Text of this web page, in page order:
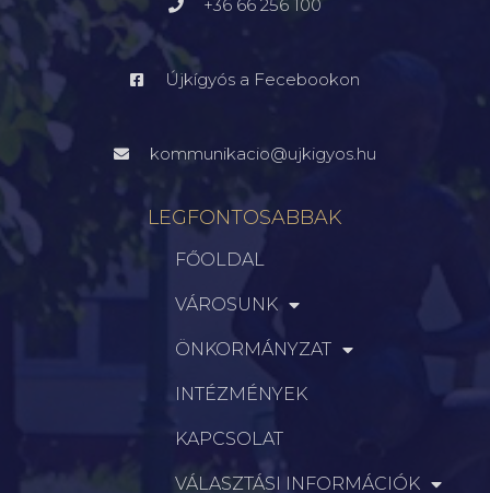
+36 66 256 100
Újkígyós a Fecebookon
kommunikacio@ujkigyos.hu
LEGFONTOSABBAK
FŐOLDAL
VÁROSUNK
ÖNKORMÁNYZAT
INTÉZMÉNYEK
KAPCSOLAT
VÁLASZTÁSI INFORMÁCIÓK